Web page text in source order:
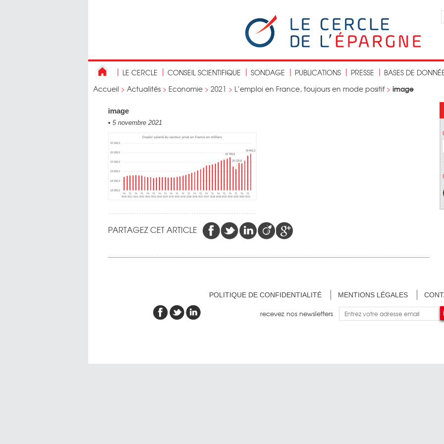
LE CERCLE CONSEIL SCIENTIFIQUE SONDAGE PUBLICATIONS PRESSE
BASES DE
Accueil > Actualités > Economie > 2021 > L’emploi en France, toujours en mode positif> image
image
• 5 novembre 2021
PARTAGEZ CET ARTICLE
POLITIQUE DE CONFIDENTIALITÉ MENTIONS LÉGALES
recevez nos newsletters